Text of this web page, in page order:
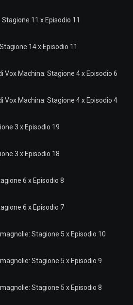
11 x Episodio 11
14 x Episodio 11
Vox Machina: Stagione 4 x Episodio 6
Vox Machina: Stagione 4 x Episodio 4
3 x Episodio 19
3 x Episodio 18
6 x Episodio 8
6 x Episodio 7
Stagione 5 x Episodio 10
Stagione 5 x Episodio 9
Stagione 5 x Episodio 8